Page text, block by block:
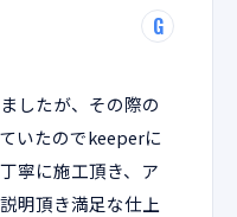
G
したが、その際の
いたのでkeeperに
寧に施工頂き、ア
明頂き満足な仕上